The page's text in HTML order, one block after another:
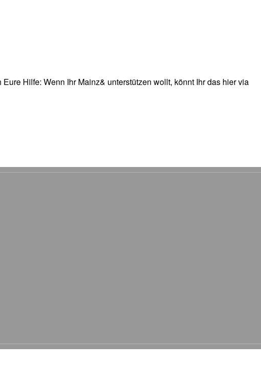
Hilfe: Wenn Ihr Mainz& unterstützen wollt, könnt Ihr das hier via